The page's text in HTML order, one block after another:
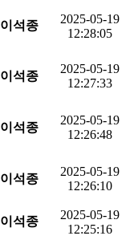
이석종
2025-05-19
12:28:05
이석종
2025-05-19
12:27:33
이석종
2025-05-19
12:26:48
이석종
2025-05-19
12:26:10
이석종
2025-05-19
12:25:16